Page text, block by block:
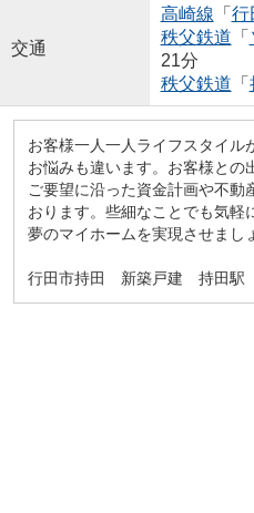
交通
高崎線 「 行
秩父鉄道 「
21分
秩父鉄道 「
お客様一人一人ライフスタイル
お悩みも違います。お客様との
ご要望に沿った資金計画や不動
おります。些細なことでも気軽
夢のマイホームを実現させまし
行田市持田 新築戸建 持田駅